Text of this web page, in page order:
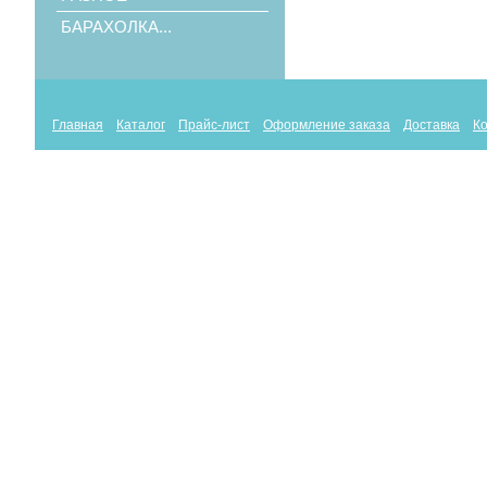
БАРАХОЛКА...
Главная Каталог Прайс-лист Оформление заказа Доставка